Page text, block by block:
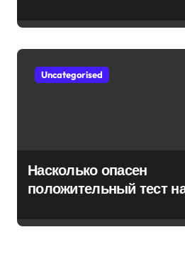
Uncategorised
Насколько опасен
положительный тест